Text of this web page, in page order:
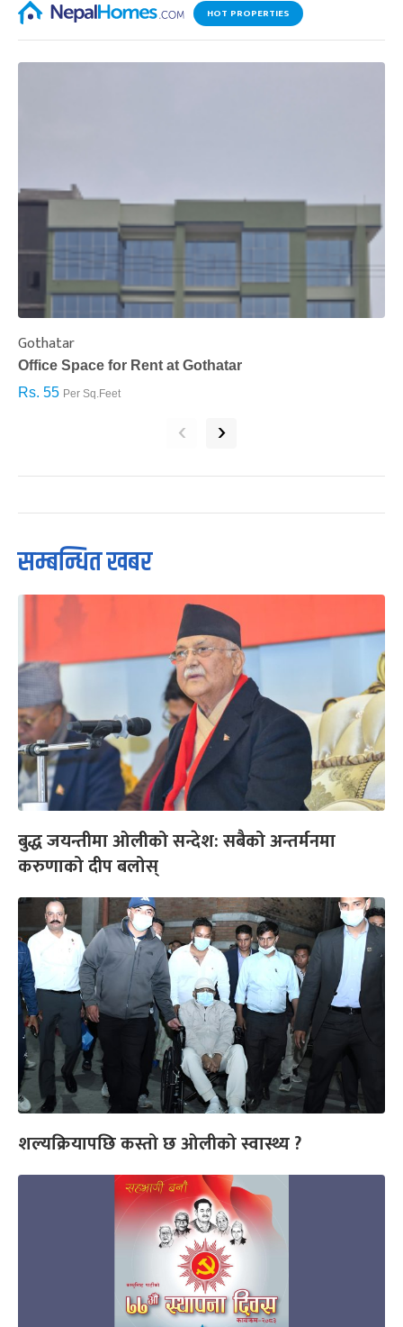
HOT PROPERTIES
Gothatar
Office Space for Rent at Gothatar
Rs. 55 Per Sq.Feet
‹ ›
सम्बन्धित खबर
बुद्ध जयन्तीमा ओलीको सन्देश: सबैको अन्तर्मनमा
करुणाको दीप बलोस्
शल्यक्रियापछि कस्तो छ ओलीको स्वास्थ्य ?